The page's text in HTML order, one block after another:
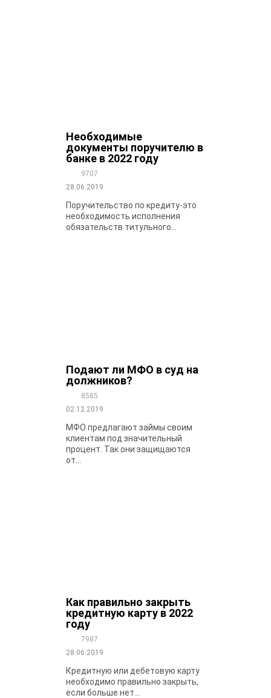
Необходимые
документы поручителю в
банке в 2022 году
9707
28.06.2019
Поручительство по кредиту-это
необходимость исполнения
обязательств титульного...
Подают ли МФО в суд на
должников?
8585
02.12.2019
МФО предлагают займы своим
клиентам под значительный
процент. Так они защищаются
от...
Как правильно закрыть
кредитную карту в 2022
году
7987
28.06.2019
Кредитную или дебетовую карту
необходимо правильно закрыть,
если больше нет...